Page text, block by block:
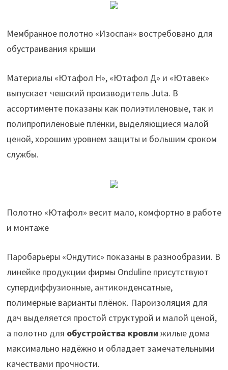
Мембранное полотно «Изоспан» востребовано для
обустраивания крыши
Материалы «Ютафол Н», «Ютафол Д» и «Ютавек»
выпускает чешский производитель Juta. В
ассортименте показаны как полиэтиленовые, так и
полипропиленовые плёнки, выделяющиеся малой
ценой, хорошим уровнем защиты и большим сроком
службы.
Полотно «Ютафол» весит мало, комфортно в работе
и монтаже
Паробарьеры «Ондутис» показаны в разнообразии. В
линейке продукции фирмы Onduline присутствуют
супердиффузионные, антиконденсатные,
полимерные варианты плёнок. Пароизоляция для
дач выделяется простой структурой и малой ценой,
а полотно для обустройства кровли жилые дома
максимально надёжно и обладает замечательными
качествами прочности.